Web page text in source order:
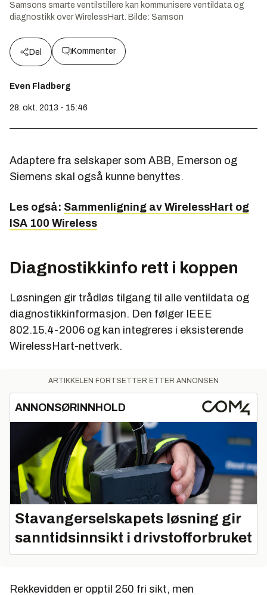
Samsons smarte ventilstillere kan kommunisere ventildata og
diagnostikk over WirelessHart. Bilde: Samson
Del Kommenter
Even Fladberg
28. okt. 2013 - 15:46
Adaptere fra selskaper som ABB, Emerson og
Siemens skal også kunne benyttes.
Les også: Sammenligning av WirelessHart og
ISA 100 Wireless
Diagnostikkinfo rett i koppen
Løsningen gir trådløs tilgang til alle ventildata og
diagnostikkinformasjon. Den følger IEEE
802.15.4-2006 og kan integreres i eksisterende
WirelessHart-nettverk.
ARTIKKELEN FORTSETTER ETTER ANNONSEN
ANNONSØRINNHOLD
Stavangerselskapets løsning gir
sanntidsinnsikt i drivstofforbruket
Rekkevidden er opptil 250 fri sikt, men